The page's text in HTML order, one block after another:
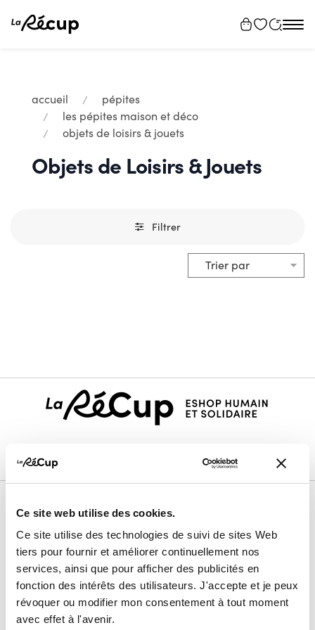
Ce site web utilise des cookies.
Ce site utilise des technologies de suivi de sites Web
tiers pour fournir et améliorer continuellement nos
services, ainsi que pour afficher des publicités en
fonction des intérêts des utilisateurs. J'accepte et je peux
révoquer ou modifier mon consentement à tout moment
avec effet à l'avenir.
accueil
pépites
les pépites maison et déco
objets de loisirs & jouets
Objets de Loisirs & Jouets
Filtrer
Nos membres vendeurs
Notre modèle coopératif
Notre garantie qualité
Devenir vendeur